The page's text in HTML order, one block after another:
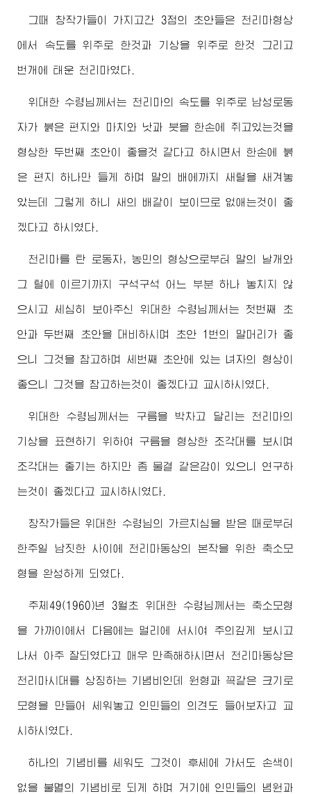
그때 창작가들이 가지고간 3점의 초안들은 천리마형상
에서 속도를 위주로 한것과 기상을 위주로 한것 그리고
번개에 태운 천리마였다.
위대한 수령님께서는 천리마의 속도를 위주로 남성로동
자가 붉은 편지와 마치와 낫과 붓을 한손에 쥐고있는것을
형상한 두번째 초안이 좋을것 같다고 하시면서 한손에 붉
은 편지 하나만 들게 하며 말의 배에까지 새털을 새겨놓
았는데 그렇게 하니 새의 배같이 보이므로 없애는것이 좋
겠다고 하시였다.
천리마를 탄 로동자, 농민의 형상으로부터 말의 날개와
그 털에 이르기까지 구석구석 어느 부분 하나 놓치지 않
으시고 세심히 보아주신 위대한 수령님께서는 첫번째 초
안과 두번째 초안을 대비하시며 초안 1번의 말머리가 좋
으니 그것을 참고하며 세번째 초안에 있는 녀자의 형상이
좋으니 그것을 참고하는것이 좋겠다고 교시하시였다.
위대한 수령님께서는 구름을 박차고 달리는 천리마의
기상을 표현하기 위하여 구름을 형상한 조각대를 보시며
조각대는 좋기는 하지만 좀 물결 같은감이 있으니 연구하
는것이 좋겠다고 교시하시였다.
창작가들은위대한 수령님 의 가르치심을 받은 때로부터
한주일 남짓한 사이에 천리마동상의 본작을 위한 축소모
형을 완성하게 되였다.
주체49(1960)년 3월초 위대한 수령님께서 는 축소모형
을 가까이에서 다음에는 멀리에 서시여 주의깊게 보시고
나서 아주 잘되였다고 매우 만족해하시면서 천리마동상은
천리마시대를 상징하는 기념비인데 원형과 꼭같은 크기로
모형을 만들어 세워놓고 인민들의 의견도 들어보자고 교
시하시였다.
하나의 기념비를 세워도 그것이 후세에 가서도 손색이
없을 불멸의 기념비로 되게 하며 거기에 인민들의 념원과